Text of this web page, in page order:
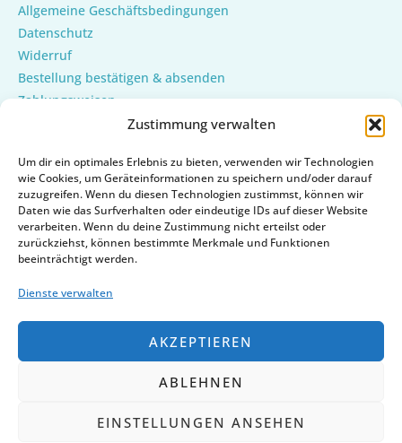
Zustimmung verwalten
Um dir ein optimales Erlebnis zu bieten, verwenden wir Technologien
wie Cookies, um Geräteinformationen zu speichern und/oder darauf
zuzugreifen. Wenn du diesen Technologien zustimmst, können wir
Daten wie das Surfverhalten oder eindeutige IDs auf dieser Website
verarbeiten. Wenn du deine Zustimmung nicht erteilst oder
zurückziehst, können bestimmte Merkmale und Funktionen
beeinträchtigt werden.
Dienste verwalten
AKZEPTIEREN
ABLEHNEN
EINSTELLUNGEN ANSEHEN
Allgemeine Geschäftsbedingungen
Datenschutz
Widerruf
Bestellung bestätigen & absenden
Zahlungsweisen
Versand & Lieferung
Cookie-Richtlinie (EU)
Copyright © 2026 | Powered by